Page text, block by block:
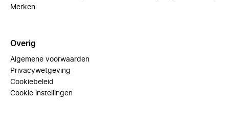
Merken
Overig
Algemene voorwaarden
Privacywetgeving
Cookiebeleid
Cookie instellingen